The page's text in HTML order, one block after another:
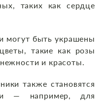
таких как сердце
быть украшены
такие как розы
и красоты.
также становятся
— например, для